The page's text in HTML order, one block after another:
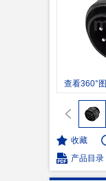
查看360°图
收藏
产品目录